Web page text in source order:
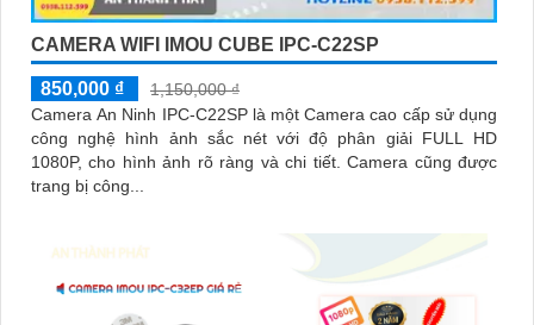
CAMERA WIFI IMOU CUBE IPC-C22SP
850,000 ₫
1,150,000 ₫
Camera An Ninh IPC-C22SP là một Camera cao cấp sử dụng
công nghệ hình ảnh sắc nét với độ phân giải FULL HD
1080P, cho hình ảnh rõ ràng và chi tiết. Camera cũng được
trang bị công...